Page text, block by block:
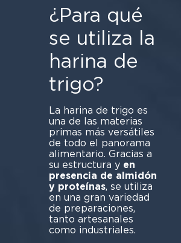
¿Para qué
se utiliza la
harina de
trigo?
La harina de trigo es
una de las materias
primas más versátiles
de todo el panorama
alimentario. Gracias a
su estructura y en
presencia de almidón
y proteínas, se utiliza
en una gran variedad
de preparaciones,
tanto artesanales
como industriales.